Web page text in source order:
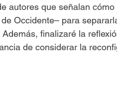
autores que señalan cómo
Occidente– para
finalizaré la
de considerar la